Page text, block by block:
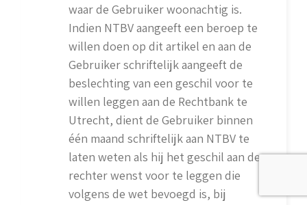
waar de Gebruiker woonachtig is.
Indien NTBV aangeeft een beroep te
willen doen op dit artikel en aan de
Gebruiker schriftelijk aangeeft de
beslechting van een geschil voor te
willen leggen aan de Rechtbank te
Utrecht, dient de Gebruiker binnen
één maand schriftelijk aan NTBV te
laten weten als hij het geschil aan de
rechter wenst voor te leggen die
volgens de wet bevoegd is, bij